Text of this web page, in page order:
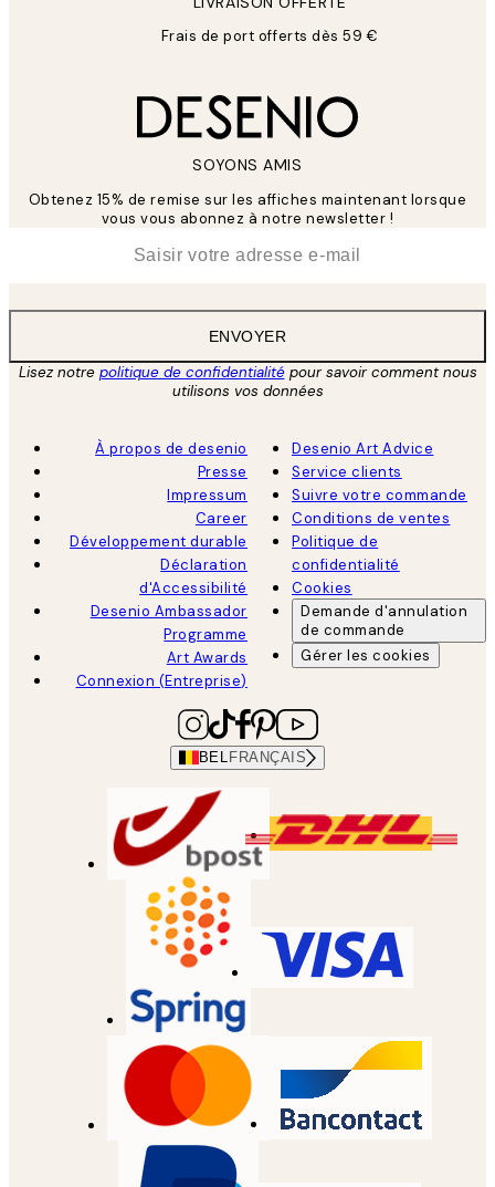
Frais de port offerts dès 59 €
SOYONS AMIS
Obtenez 15% de remise sur les affiches maintenant lorsque
vous vous abonnez à notre newsletter !
ENVOYER
Lisez notre politique de confidentialitépour savoir comment nous
utilisons vos données
À propos de desenio
Presse
Impressum
Career
Développement durable
Déclaration
d'Accessibilité
Desenio Ambassador
Programme
Art Awards
Connexion (Entreprise)
Desenio Art Advice
Service clients
Suivre votre commande
Conditions de ventes
Politique de
confidentialité
Cookies
Demande d'annulation
de commande
Gérer les cookies
BEL FRANÇAIS